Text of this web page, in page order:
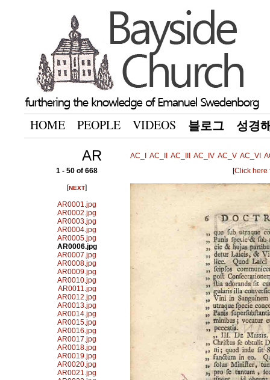
HOME PEOPLE VIDEOS 블로그 성경
AR AC_I AC_II AC_III AC_IV AC_V AC_VI
1 - 50 of 668
[NEXT]
AR0001.jpg
AR0002.jpg
AR0003.jpg
AR0004.jpg
AR0005.jpg
AR0006.jpg
AR0007.jpg
AR0008.jpg
AR0009.jpg
AR0010.jpg
AR0011.jpg
AR0012.jpg
AR0013.jpg
AR0014.jpg
AR0015.jpg
AR0016.jpg
AR0017.jpg
AR0018.jpg
AR0019.jpg
AR0020.jpg
AR0021.jpg
[Click here